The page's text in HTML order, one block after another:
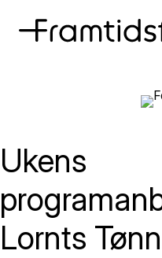
Ukens
Lornts